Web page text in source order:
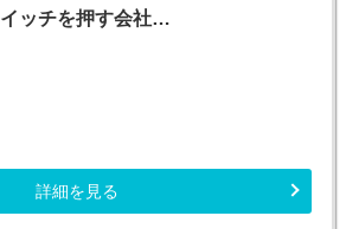
イッチを押す会社…
詳細を見る